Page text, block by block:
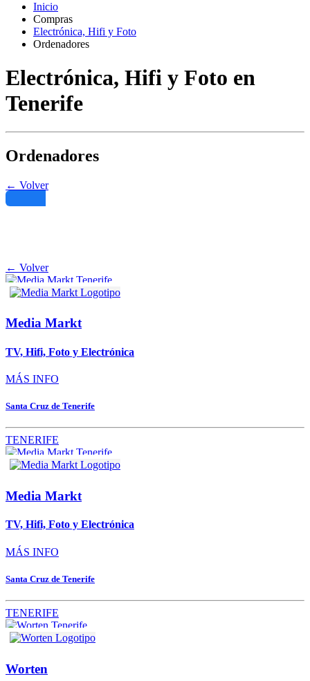
Inicio
Compras
Electrónica, Hifi y Foto
Ordenadores
Electrónica, Hifi y Foto en
Tenerife
Ordenadores
← Volver
← Volver
Media Markt
TV, Hifi, Foto y Electrónica
MÁS INFO
Santa Cruz de Tenerife
TENERIFE
Media Markt
TV, Hifi, Foto y Electrónica
MÁS INFO
Santa Cruz de Tenerife
TENERIFE
Worten